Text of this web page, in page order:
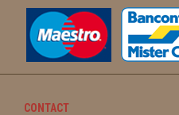
CONTACT